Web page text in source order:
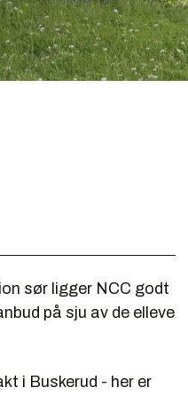
sør ligger NCC godt
på sju av de elleve
i Buskerud - her er